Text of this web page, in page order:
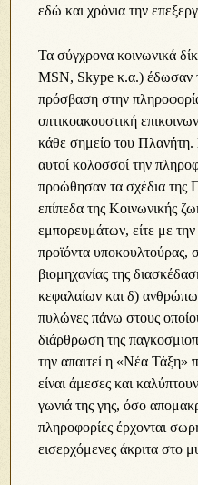
εδώ και χρόνια την
Τα σύγχρονα κοινωνικά
MSN, Skype κ.α.) έδωσαν
πρόσβαση στην
οπτικοακουστική
κάθε σημείο του Πλανήτη.
αυτοί κολοσσοί την
προώθησαν τα σχέδια της
επίπεδα της Κοινωνικής
εμπορευμάτων, είτε με
προϊόντα υποκουλτούρας,
βιομηχανίας της
κεφαλαίων και δ)
πυλώνες πάνω στους
διάρθρωση της
την απαιτεί η «Νέα Τάξη»
είναι άμεσες και
γωνιά της γης, όσο
πληροφορίες έρχονται
εισερχόμενες άκριτα στο